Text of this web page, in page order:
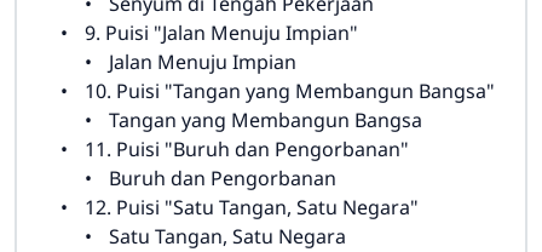
9. Puisi "Jalan Menuju Impian"
Jalan Menuju Impian
10. Puisi "Tangan yang Membangun Bangsa"
Tangan yang Membangun Bangsa
11. Puisi "Buruh dan Pengorbanan"
Buruh dan Pengorbanan
12. Puisi "Satu Tangan, Satu Negara"
Satu Tangan, Satu Negara